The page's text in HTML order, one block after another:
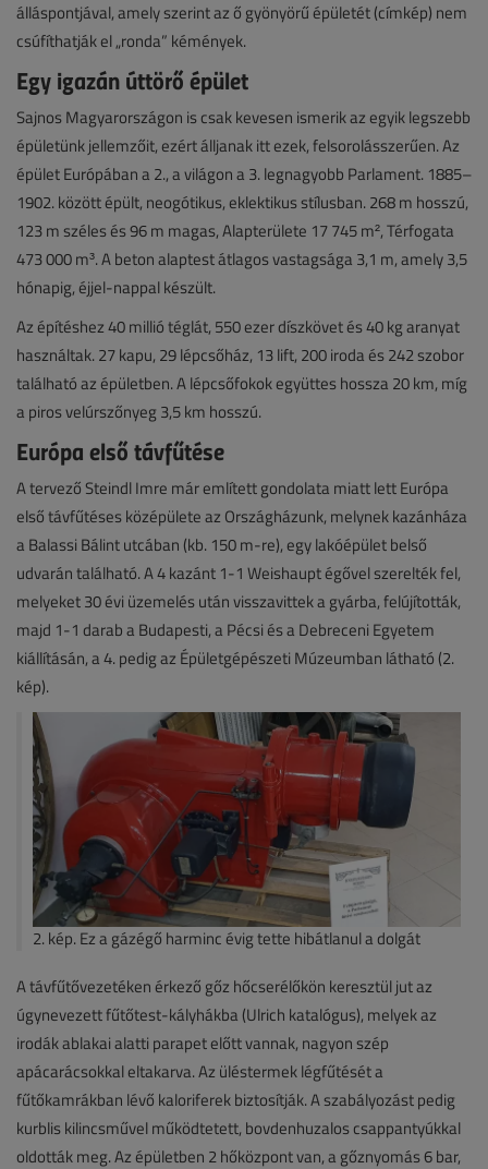
álláspontjával, amely szerint az ő gyönyörű épületét (címkép) nem
csúfíthatják el „ronda” kémények.
Egy igazán úttörő épület
Sajnos Magyarországon is csak kevesen ismerik az egyik legszebb
épületünk jellemzőit, ezért álljanak itt ezek, felsorolásszerűen. Az
épület Európában a 2., a világon a 3. legnagyobb Parlament. 1885–
1902. között épült, neogótikus, eklektikus stílusban. 268 m hosszú,
123 m széles és 96 m magas, Alapterülete 17 745 m², Térfogata
473 000 m³. A beton alaptest átlagos vastagsága 3,1 m, amely 3,5
hónapig, éjjel-nappal készült.
Az építéshez 40 millió téglát, 550 ezer díszkövet és 40 kg aranyat
használtak. 27 kapu, 29 lépcsőház, 13 lift, 200 iroda és 242 szobor
található az épületben. A lépcsőfokok együttes hossza 20 km, míg
a piros velúrszőnyeg 3,5 km hosszú.
Európa első távfűtése
A tervező Steindl Imre már említett gondolata miatt lett Európa
első távfűtéses középülete az Országházunk, melynek kazánháza
a Balassi Bálint utcában (kb. 150 m-re), egy lakóépület belső
udvarán található. A 4 kazánt 1-1 Weishaupt égővel szerelték fel,
melyeket 30 évi üzemelés után visszavittek a gyárba, felújították,
majd 1-1 darab a Budapesti, a Pécsi és a Debreceni Egyetem
kiállításán, a 4. pedig az Épületgépészeti Múzeumban látható (2.
kép).
2. kép. Ez a gázégő harminc évig tette hibátlanul a dolgát
A távfűtővezetéken érkező gőz hőcserélőkön keresztül jut az
úgynevezett fűtőtest-kályhákba (Ulrich katalógus), melyek az
irodák ablakai alatti parapet előtt vannak, nagyon szép
apácarácsokkal eltakarva. Az üléstermek légfűtését a
fűtőkamrákban lévő kaloriferek biztosítják. A szabályozást pedig
kurblis kilincsművel működtetett, bovdenhuzalos csappantyúkkal
oldották meg. Az épületben 2 hőközpont van, a gőznyomás 6 bar,